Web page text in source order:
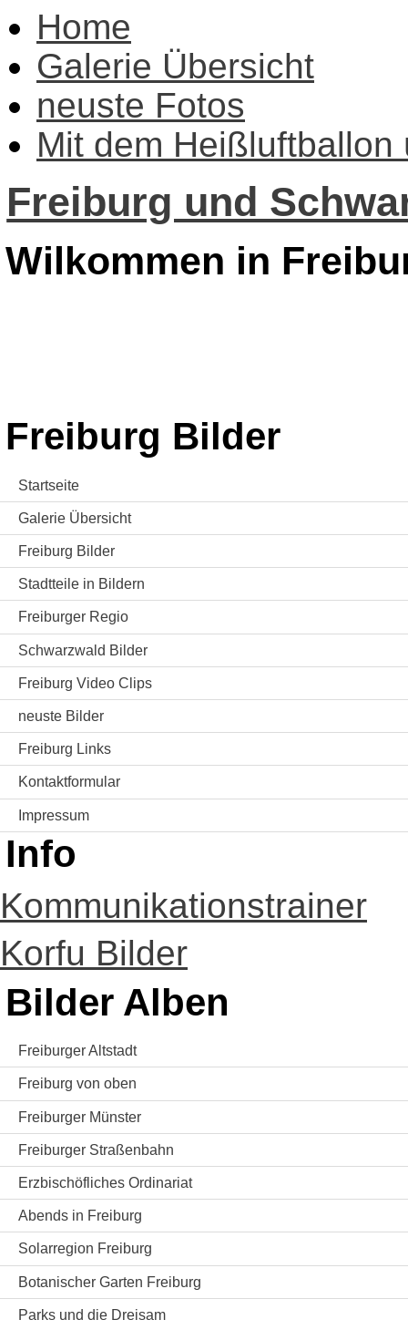
Home
Galerie Übersicht
neuste Fotos
Mit dem Heißluftballon
Freiburg und
Wilkommen in
Freiburg Bilder
Startseite
Galerie Übersicht
Freiburg Bilder
Stadtteile in Bildern
Freiburger Regio
Schwarzwald Bilder
Freiburg Video Clips
neuste Bilder
Freiburg Links
Kontaktformular
Impressum
Info
Kommunikationstrainer
Korfu Bilder
Bilder Alben
Freiburger Altstadt
Freiburg von oben
Freiburger Münster
Freiburger Straßenbahn
Erzbischöfliches Ordinariat
Abends in Freiburg
Solarregion Freiburg
Botanischer Garten Freiburg
Parks und die Dreisam